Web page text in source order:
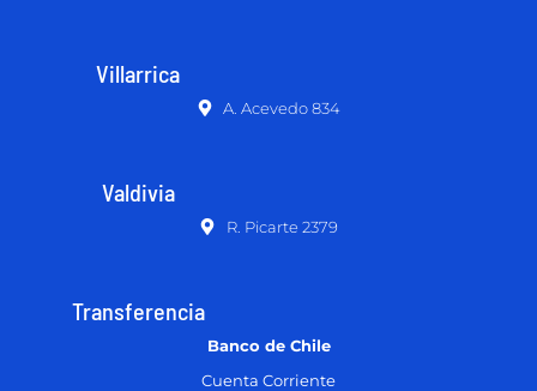
Villarrica
A. Acevedo 834
Valdivia
R. Picarte 2379
Transferencia
Banco de Chile
Cuenta Corriente